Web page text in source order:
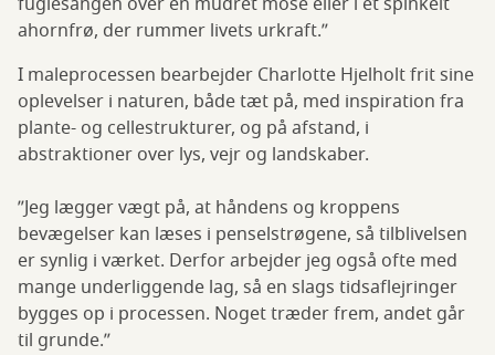
ahornfrø, der rummer livets urkraft.”
I maleprocessen bearbejder Charlotte Hjelholt frit sine
oplevelser i naturen, både tæt på, med inspiration fra
plante- og cellestrukturer, og på afstand, i
abstraktioner over lys, vejr og landskaber.
”Jeg lægger vægt på, at håndens og kroppens
bevægelser kan læses i penselstrøgene, så tilblivelsen
er synlig i værket. Derfor arbejder jeg også ofte med
mange underliggende lag, så en slags tidsaflejringer
bygges op i processen. Noget træder frem, andet går
til grunde.”